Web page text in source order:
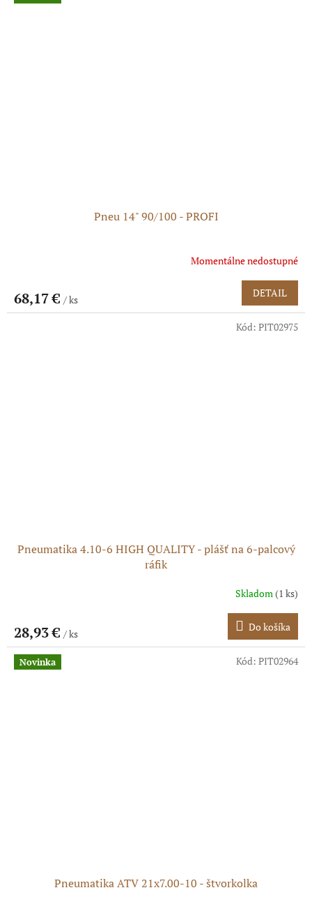
5
Pneu 14" 90/100 - PROFI
Momentálne nedostupné
68,17 € / ks
DETAIL
Pneumatika 4.10-6 HIGH QUALITY - plášť na 6-palcový
ráfik
Skladom (1 ks)
28,93 € / ks
Do košíka
Kód: PIT02975
Novinka
Pneumatika ATV 21x7.00-10 - štvorkolka
Kód: PIT02964